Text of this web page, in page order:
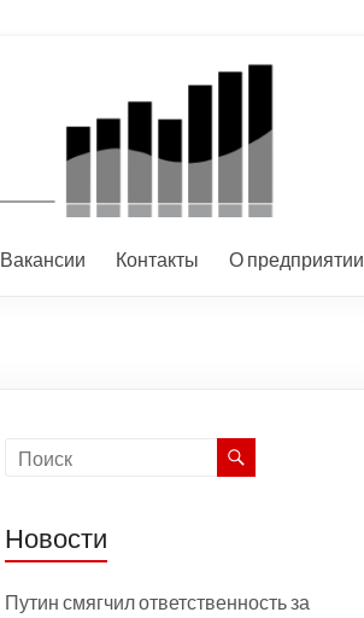
Вакансии Контакты О предприятии
Новости
Путин смягчил ответственность за